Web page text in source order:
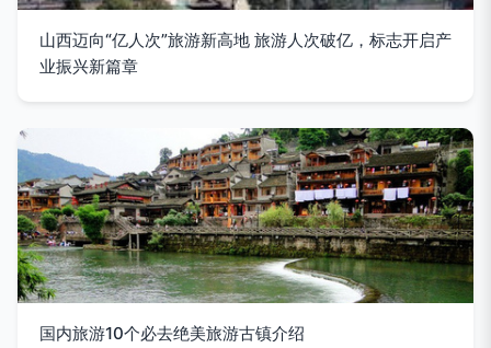
山西迈向“亿人次”旅游新高地 旅游人次破亿，标志开启产
业振兴新篇章
国内旅游10个必去绝美旅游古镇介绍